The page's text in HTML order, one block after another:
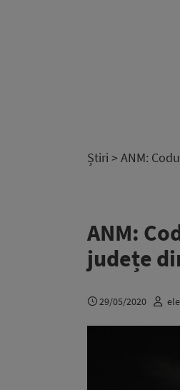
Știri > ANM:
ANM:
județe
29/05/2020